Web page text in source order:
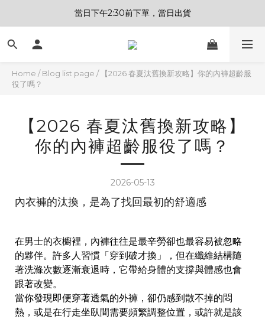
當日下午2:30前下單，當日出貨
Home /Blog list page /
【2026 春夏汰舊換新攻略】你的內褲超齡服
役了嗎？
【2026 春夏汰舊換新攻略】
你的內褲超齡服役了嗎？
2026-05-13
內衣褲的汰換，是為了找回最初的舒適感
在男士的衣櫥裡，內褲往往是最辛勞卻也最容易被忽略
的夥伴。許多人習慣「穿到破才換」，但在纖維結構隨
著洗滌次數逐漸衰退時，它帶給身體的支撐與體感也會
跟著改變。
當你發現即便穿著透氣的外褲，卻仍感到散不掉的悶
熱，或是在行走坐臥間需要頻繁調整位置，或許就是該